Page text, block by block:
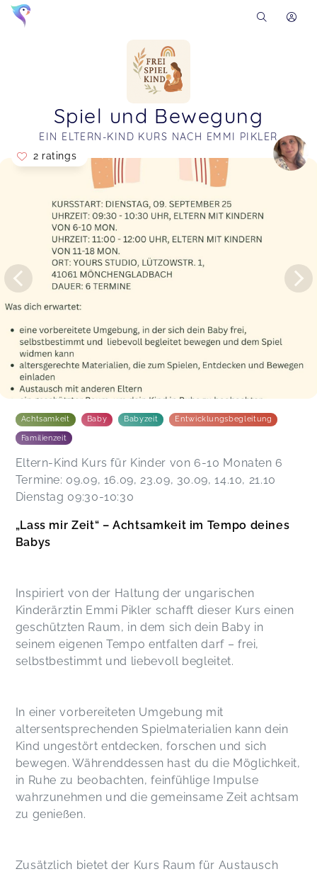
Spiel und Bewegung
EIN ELTERN-KIND KURS NACH EMMI PIKLER
Soon you will learn more about me here...
2 ratings
Achtsamkeit Baby Babyzeit Entwicklungsbegleitung
Familienzeit
Eltern-Kind Kurs für Kinder von 6-10 Monaten 6
Termine: 09.09, 16.09, 23.09, 30.09, 14.10, 21.10
Dienstag 09:30-10:30
„Lass mir Zeit“ – Achtsamkeit im Tempo deines
Babys
Inspiriert von der Haltung der ungarischen
Kinderärztin Emmi Pikler schafft dieser Kurs einen
geschützten Raum, in dem sich dein Baby in
seinem eigenen Tempo entfalten darf – frei,
selbstbestimmt und liebevoll begleitet.
In einer vorbereiteten Umgebung mit
altersentsprechenden Spielmaterialien kann dein
Kind ungestört entdecken, forschen und sich
bewegen. Währenddessen hast du die Möglichkeit,
in Ruhe zu beobachten, feinfühlige Impulse
wahrzunehmen und die gemeinsame Zeit achtsam
zu genießen.
Zusätzlich bietet der Kurs Raum für Austausch